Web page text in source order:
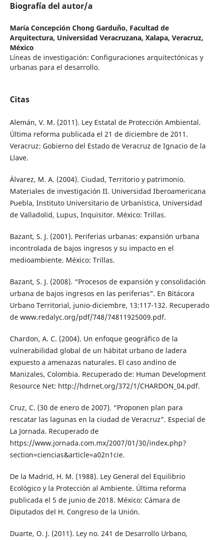
Biografía del autor/a
María Concepción Chong Garduño, Facultad de
Arquitectura, Universidad Veracruzana, Xalapa, Veracruz,
México
Líneas de investigación: Configuraciones arquitectónicas y
urbanas para el desarrollo.
Citas
Alemán, V. M. (2011). Ley Estatal de Protección Ambiental.
Última reforma publicada el 21 de diciembre de 2011.
Veracruz: Gobierno del Estado de Veracruz de Ignacio de la
Llave.
Álvarez, M. A. (2004). Ciudad, Territorio y patrimonio.
Materiales de investigación II. Universidad Iberoamericana
Puebla, Instituto Universitario de Urbanística, Universidad
de Valladolid, Lupus, Inquisitor. México: Trillas.
Bazant, S. J. (2001). Periferias urbanas: expansión urbana
incontrolada de bajos ingresos y su impacto en el
medioambiente. México: Trillas.
Bazant, S. J. (2008). “Procesos de expansión y consolidación
urbana de bajos ingresos en las periferias”. En Bitácora
Urbano Territorial, junio-diciembre, 13:117-132. Recuperado
de www.redalyc.org/pdf/748/74811925009.pdf.
Chardon, A. C. (2004). Un enfoque geográfico de la
vulnerabilidad global de un hábitat urbano de ladera
expuesto a amenazas naturales. El caso andino de
Manizales, Colombia. Recuperado de: Human Development
Resource Net: http://hdrnet.org/372/1/CHARDON_04.pdf.
Cruz, C. (30 de enero de 2007). “Proponen plan para
rescatar las lagunas en la ciudad de Veracruz”. Especial de
La Jornada. Recuperado de
https://www.jornada.com.mx/2007/01/30/index.php?
section=ciencias&article=a02n1cie.
De la Madrid, H. M. (1988). Ley General del Equilibrio
Ecológico y la Protección al Ambiente. Última reforma
publicada el 5 de junio de 2018. México: Cámara de
Diputados del H. Congreso de la Unión.
Duarte, O. J. (2011). Ley no. 241 de Desarrollo Urbano,